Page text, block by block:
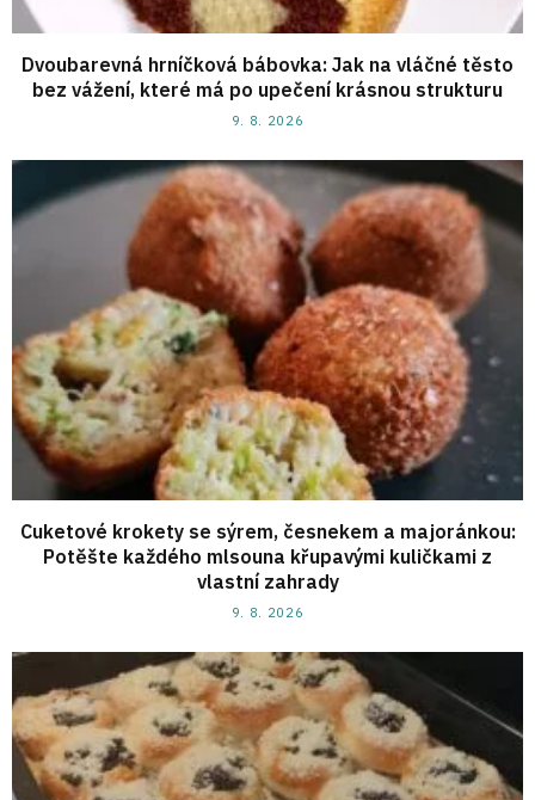
Dvoubarevná hrníčková bábovka: Jak na vláčné těsto
bez vážení, které má po upečení krásnou strukturu
9. 8. 2026
Cuketové krokety se sýrem, česnekem a majoránkou:
Potěšte každého mlsouna křupavými kuličkami z
vlastní zahrady
9. 8. 2026